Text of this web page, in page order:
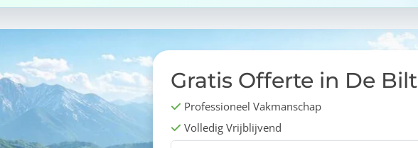
Gratis Offerte in De Bilt
Professioneel Vakmanschap
Volledig Vrijblijvend